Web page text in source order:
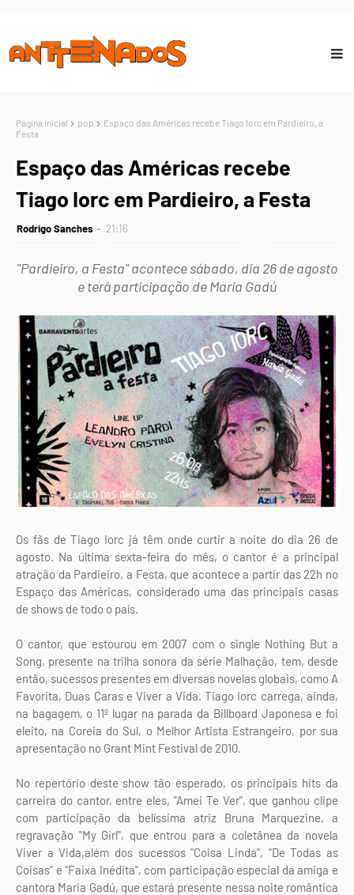
Página inicial pop
Espaço das Américas recebe Tiago Iorc em Pardieiro, a
Festa
Espaço das Américas recebe
Tiago Iorc em Pardieiro, a Festa
Rodrigo Sanches 21:16
"Pardieiro, a Festa" acontece sábado, dia 26 de agosto
e terá participação de Maria Gadú
Os fãs de Tiago Iorc já têm onde curtir a noite do dia 26 de
agosto. Na última sexta-feira do mês, o cantor é a principal
atração da Pardieiro, a Festa, que acontece a partir das 22h no
Espaço das Américas, considerado uma das principais casas
de shows de todo o país.
O cantor, que estourou em 2007 com o single Nothing But a
Song, presente na trilha sonora da série Malhação, tem, desde
então, sucessos presentes em diversas novelas globais, como A
Favorita, Duas Caras e Viver a Vida. Tiago Iorc carrega, ainda,
na bagagem, o 11º lugar na parada da Billboard Japonesa e foi
eleito, na Coreia do Sul, o Melhor Artista Estrangeiro, por sua
apresentação no Grant Mint Festival de 2010.
No repertório deste show tão esperado, os principais hits da
carreira do cantor, entre eles, "Amei Te Ver", que ganhou clipe
com participação da belíssima atriz Bruna Marquezine, a
regravação "My Girl", que entrou para a coletânea da novela
Viver a Vida,além dos sucessos "Coisa Linda", "De Todas as
Coisas" e "Faixa Inédita", com participação especial da amiga e
cantora Maria Gadú, que estará presente nessa noite romântica